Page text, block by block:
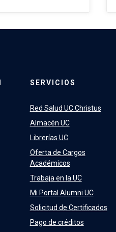
SERVICIOS
Red Salud UC Christus
Almacén UC
Librerías UC
Oferta de Cargos
Académicos
Trabaja en la UC
Mi Portal Alumni UC
Solicitud de Certificados
Pago de créditos